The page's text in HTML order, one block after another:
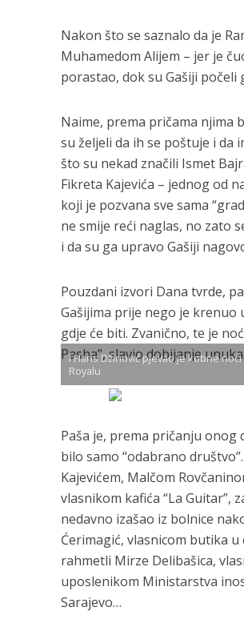
Nakon što se saznalo da je
Muhamedom Alijem – jer je
porastao, dok su Gašiji
Naime, prema pričama njima
su željeli da ih se poštuje i da
što su nekad značili Ismet
Fikreta Kajevića – jednog od
koji je pozvana sve sama
ne smije reći naglas, no zato
i da su ga upravo Gašiji
Pouzdani izvori Dana tvrde,
Gašijima prije nego je krenuo
gdje će biti. Zvanično, te je
Pasha”, slavio dobijanje
I Haris Džinović pjevao je kobne noći
Royalu
Paša je, prema pričanju onog
bilo samo “odabrano
Kajevićem, Malčom
vlasnikom kafića “La Guitar”,
nedavno izašao iz bolnice
Ćerimagić, vlasnicom butika
rahmetli Mirze Delibašica,
uposlenikom Ministarstva
Sarajevo…